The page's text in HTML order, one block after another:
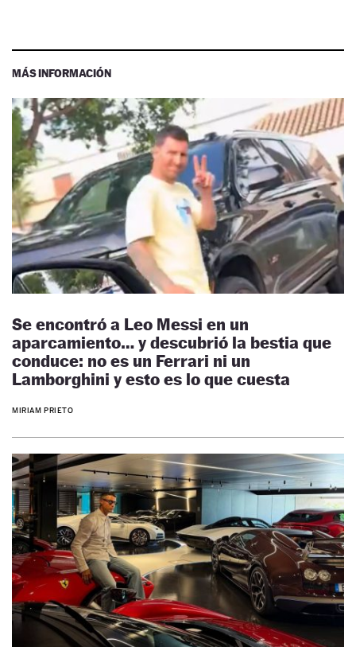
MÁS INFORMACIÓN
Se encontró a Leo Messi en un
aparcamiento… y descubrió la bestia que
conduce: no es un Ferrari ni un
Lamborghini y esto es lo que cuesta
MIRIAM PRIETO